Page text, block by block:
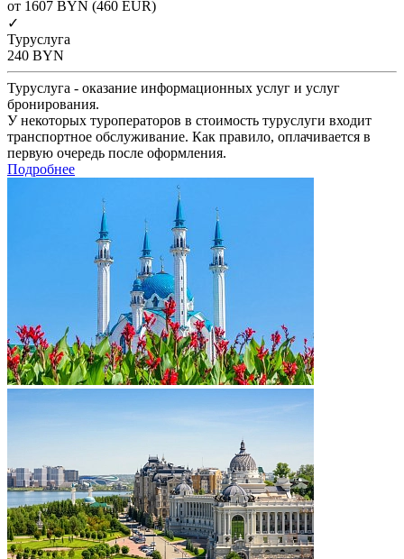
от 1607 BYN (460 EUR)
✓
Туруслуга
240 BYN
Туруслуга - оказание информационных услуг и услуг
бронирования.
У некоторых туроператоров в стоимость туруслуги входит
транспортное обслуживание. Как правило, оплачивается в
первую очередь после оформления.
Подробнее